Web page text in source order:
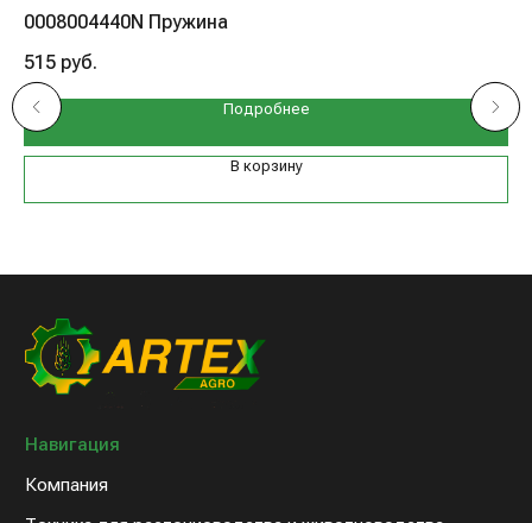
0008004440N Пружина
515 руб.
Подробнее
В корзину
Клиентам
Компания
Новости компании
8 (800) 234-31-54
Дилерам
Контакты